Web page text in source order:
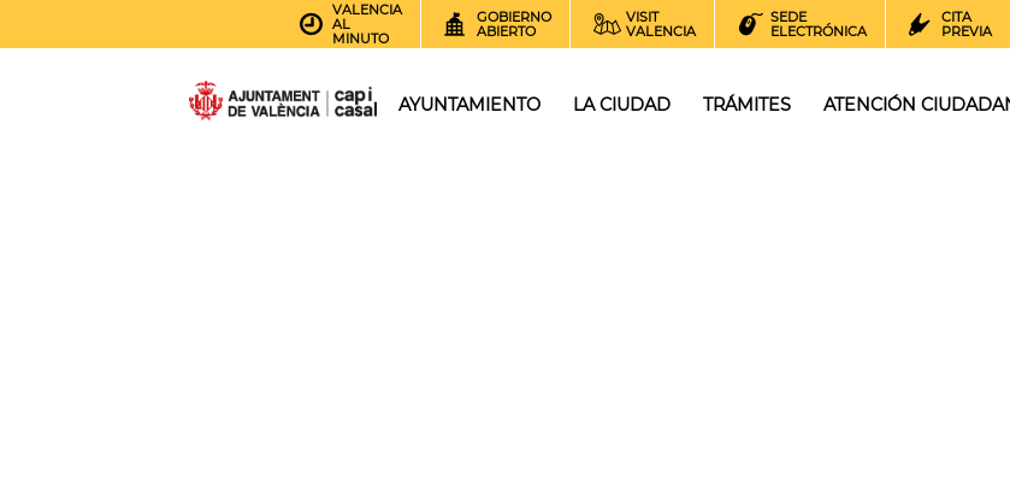
VALENCIA
AL
MINUTO
GOBIERNO
ABIERTO
VISIT
VALENCIA
SEDE
ELECTRÓNICA
CITA
PREVIA
AYUNTAMIENTO LA CIUDAD TRÁMITES ATENCIÓN